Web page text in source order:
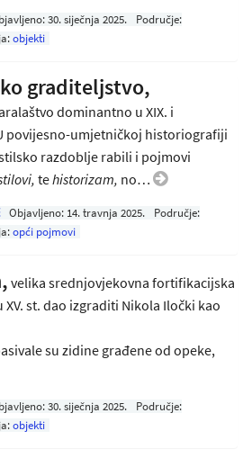
30. siječnja 2025.
Područje:
objekti
graditeljstvo,
dominantno u XIX. i
povijesno-umjetničkoj historiografiji
razdoblje rabili i pojmovi
tehistorizam, no…
Objavljeno: 14. travnja 2025.
Područje:
opći pojmovi
velika srednjovjekovna fortifikacijska
st. dao izgraditi Nikola Iločki kao
su zidine građene od opeke,
30. siječnja 2025.
Područje:
objekti